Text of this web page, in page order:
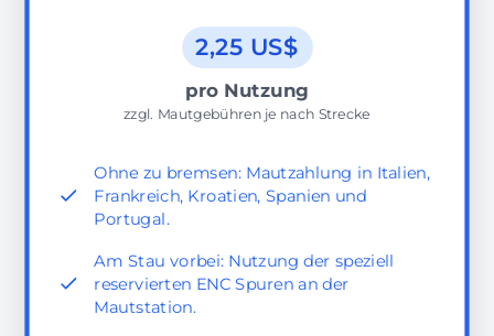
2,25 US$
pro Nutzung
zzgl. Mautgebühren je nach Strecke
Ohne zu bremsen: Mautzahlung in Italien,
Frankreich, Kroatien, Spanien und
Portugal.
Am Stau vorbei: Nutzung der speziell
reservierten ENC Spuren an der
Mautstation.